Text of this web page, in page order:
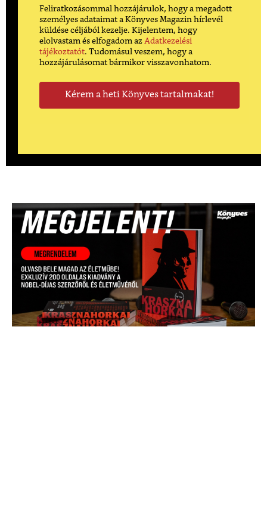
Feliratkozásommal hozzájárulok, hogy a megadott
személyes adataimat a Könyves Magazin hírlevél
küldése céljából kezelje. Kijelentem, hogy
elolvastam és elfogadom az Adatkezelési
tájékoztatót. Tudomásul veszem, hogy a
hozzájárulásomat bármikor visszavonhatom.